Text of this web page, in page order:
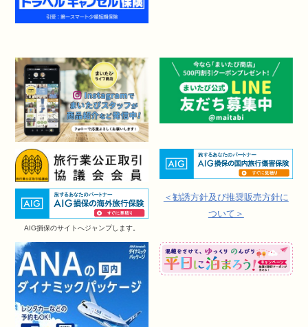
AIG損保のサイトへジャンプします。
＜勧誘方針及び推奨販売方針に
ついて＞